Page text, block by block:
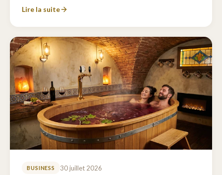
Lire la suite
BUSINESS 30 juillet 2026